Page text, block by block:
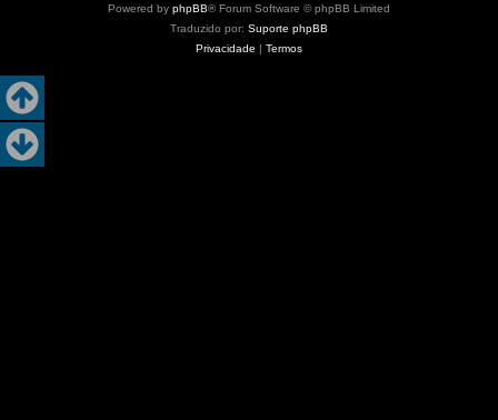
Powered by phpBB® Forum Software © phpBB Limited
Traduzido por: Suporte phpBB
Privacidade | Termos